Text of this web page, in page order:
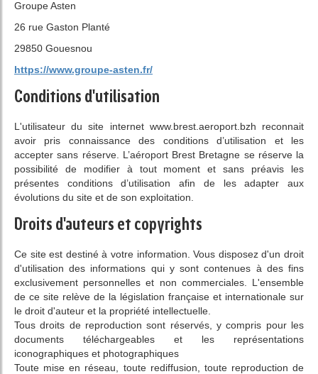
Groupe Asten
26 rue Gaston Planté
29850 Gouesnou
https://www.groupe-asten.fr/
Conditions d'utilisation
L'utilisateur du site internet www.brest.aeroport.bzh reconnait
avoir pris connaissance des conditions d’utilisation et les
accepter sans réserve. L’aéroport Brest Bretagne se réserve la
possibilité de modifier à tout moment et sans préavis les
présentes conditions d’utilisation afin de les adapter aux
évolutions du site et de son exploitation.
Droits d'auteurs et copyrights
Ce site est destiné à votre information. Vous disposez d'un droit
d'utilisation des informations qui y sont contenues à des fins
exclusivement personnelles et non commerciales. L'ensemble
de ce site relève de la législation française et internationale sur
le droit d'auteur et la propriété intellectuelle.
Tous droits de reproduction sont réservés, y compris pour les
documents téléchargeables et les représentations
iconographiques et photographiques
Toute mise en réseau, toute rediffusion, toute reproduction de